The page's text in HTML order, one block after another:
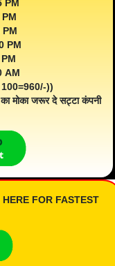
PM
PM
PM
PM
AM
))
मोका जरूर दे सट्टा कंपनी
FOR FASTEST